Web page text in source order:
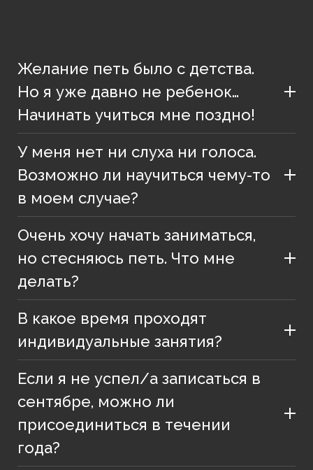
Желание петь было с детства.
Но я уже давно не ребенок…
Начинать учиться мне поздно!
У меня нет ни слуха ни голоса.
Возможно ли научиться чему-то
в моем случае?
Очень хочу начать заниматься,
но стесняюсь петь. Что мне
делать?
В какое время проходят
индивидуальные занятия?
Если я не успел/а записаться в
сентябре, можно ли
присоединиться в течении
года?